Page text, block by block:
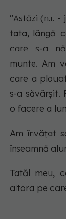
"Astăzi (n.r. -
tata, lângă
care s-a
munte. Am
care a
s-a săvârșit.
o facere a
Am învățat
înseamnă
Tatăl meu,
altora pe